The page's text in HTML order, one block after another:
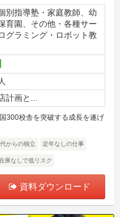
別指導塾・家庭教師、幼
育園、その他・各種サー
グラミング・ロボット教
計画と...
300校舎を突破する成長を遂げ
からの独立 定年なしの仕事
庫なしで低リスク
資料ダウンロード